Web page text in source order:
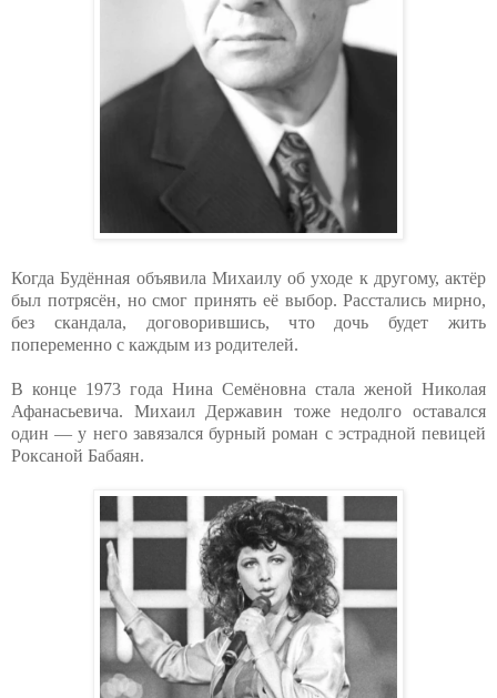
Когда Будённая объявила Михаилу об уходе к другому, актёр
был потрясён, но смог принять её выбор. Расстались мирно,
без скандала, договорившись, что дочь будет жить
попеременно с каждым из родителей.
В конце 1973 года Нина Семёновна стала женой Николая
Афанасьевича. Михаил Державин тоже недолго оставался
один — у него завязался бурный роман с эстрадной певицей
Роксаной Бабаян.